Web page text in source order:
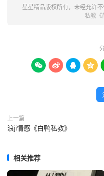
星星精品版权所有，未经允许不
私教《
   
上一篇
浪ji情感《白鸭私教》
相关推荐